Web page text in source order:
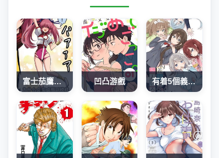
富士茄鷹老師的推特短篇 凹凸游戲 有着5個義妹的我